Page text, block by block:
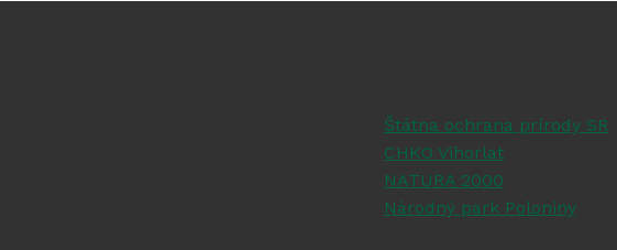
Štátna ochrana prírody SR
CHKO Vihorlat
NATURA 2000
Národný park Poloniny